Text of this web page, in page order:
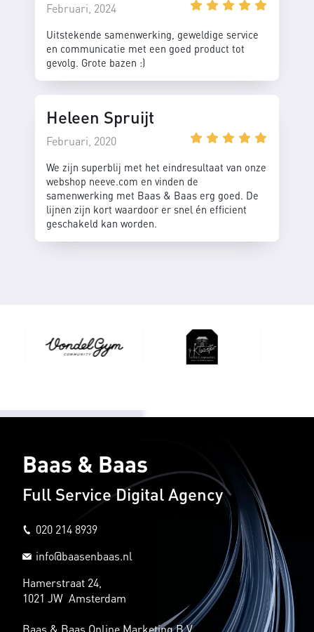
Februari, 2024
Uitstekende samenwerking, geweldige service
en communicatie met een goed product tot
gevolg. Grote bazen :)
Heleen Spruijt
Februari, 2020
We zijn superblij met het eindresultaat van onze
webshop neeve.com en vinden de
samenwerking met Baas & Baas erg goed. De
lijnen zijn kort waardoor er snel én efficient
geschakeld kan worden.
Baas & Baas
Full Service Digital Agency
020 214 8939
info@baasenbaas.nl
Hamerstraat 24,
1021 JW Amsterdam